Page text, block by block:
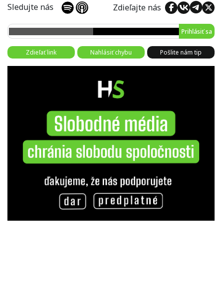
Sledujte nás Zdieľajte nás
Prihlásiť sa
Zdieľať link Nahlásiť chybu Pošlite nám tip